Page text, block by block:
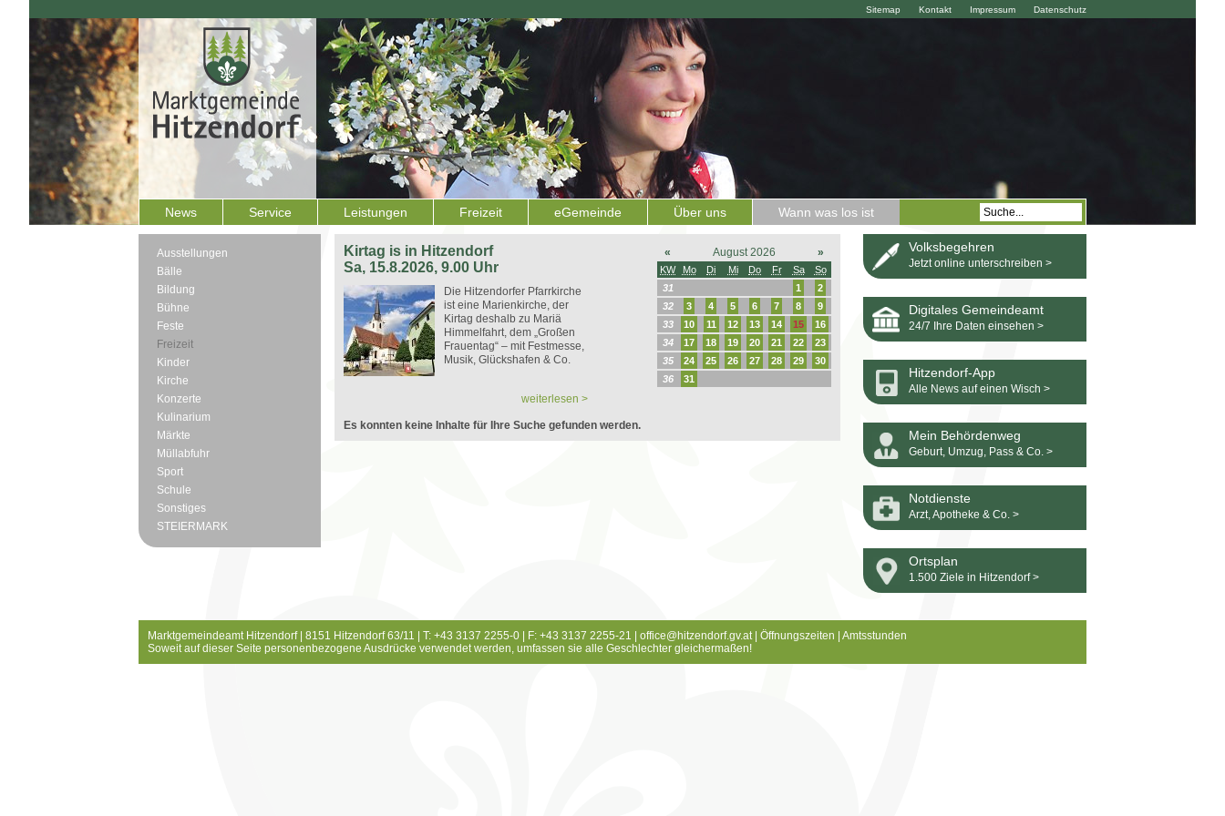
Datenschutz
Impressum
Kontakt
Sitemap
News Service Leistungen Freizeit eGemeinde Über uns Wann was los ist
Ausstellungen
Bälle
Bildung
Bühne
Feste
Freizeit
Kinder
Kirche
Konzerte
Kulinarium
Märkte
Müllabfuhr
Sport
Schule
Sonstiges
STEIERMARK
Kirtag is in Hitzendorf
Sa, 15.8.2026, 9.00 Uhr
Die Hitzendorfer Pfarrkirche
ist eine Marienkirche, der
Kirtag deshalb zu Mariä
Himmelfahrt, dem „Großen
Frauentag“ – mit Festmesse,
Musik, Glückshafen & Co.
weiterlesen >
« August 2026 »
KW Mo Di Mi Do Fr Sa
So
31
1
2
32
3 4 5 6 7 8
9
33
10 11 12 13 14 15
16
34
17 18 19 20 21 22
23
35
24 25 26 27 28 29
30
36
31
Es konnten keine Inhalte für Ihre Suche gefunden werden.
Volksbegehren
Jetzt online unterschreiben >
Digitales Gemeindeamt
24/7 Ihre Daten einsehen >
Hitzendorf-App
Alle News auf einen Wisch >
Mein Behördenweg
Geburt, Umzug, Pass & Co. >
Notdienste
Arzt, Apotheke & Co. >
Ortsplan
1.500 Ziele in Hitzendorf >
Marktgemeindeamt Hitzendorf | 8151 Hitzendorf 63/11 | T: +43 3137 2255-0 | F: +43 3137 2255-21 | office@hitzendorf.gv.at| Öffnungszeiten
Amtsstunden
Soweit auf dieser Seite personenbezogene Ausdrücke verwendet werden, umfassen sie alle Geschlechter gleichermaßen!